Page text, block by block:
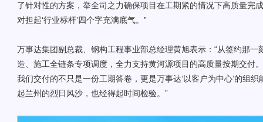
了针对性的方案，举全司之力确保项目在工期紧的情况下高质量完
对担起‘行业标杆’四个字充满底气。”
万事达集团副总裁、钢构工程事业部总经理黄旭表示：“从签约那一
造、施工全链条专项调度，全力支持黄河源项目的高质量按期交付
我们交付的不只是一份工期答卷，更是万事达‘以客户为中心’的组
起兰州的烈日风沙，也经得起时间检验。”